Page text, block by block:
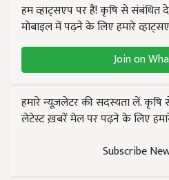
हम व्हाट्सएप पर हैं! कृषि से संबंधित
मोबाइल में पढ़ने के लिए हमारे
Join on
हमारे न्यूज़लेटर की सदस्यता लें.
लेटेस्ट ख़बरें मेल पर पढ़ने के लिए
Subscribe